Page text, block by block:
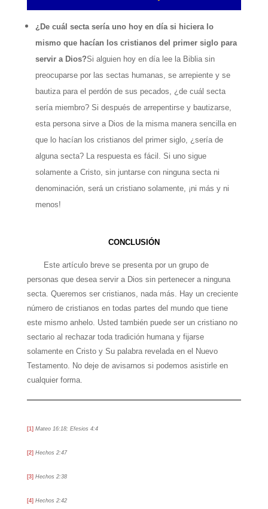
¿De cuál secta sería uno hoy en día si hiciera lo
mismo que hacían los cristianos del primer siglo para
servir a Dios?Si alguien hoy en día lee la Biblia sin
preocuparse por las sectas humanas, se arrepiente y se
bautiza para el perdón de sus pecados, ¿de cuál secta
sería miembro? Si después de arrepentirse y bautizarse,
esta persona sirve a Dios de la misma manera sencilla en
que lo hacían los cristianos del primer siglo, ¿sería de
alguna secta? La respuesta es fácil. Si uno sigue
solamente a Cristo, sin juntarse con ninguna secta ni
denominación, será un cristiano solamente, ¡ni más y ni
menos!
CONCLUSIÓN
Este artículo breve se presenta por un grupo de
personas que desea servir a Dios sin pertenecer a ninguna
secta. Queremos ser cristianos, nada más. Hay un creciente
número de cristianos en todas partes del mundo que tiene
este mismo anhelo. Usted también puede ser un cristiano no
sectario al rechazar toda tradición humana y fijarse
solamente en Cristo y Su palabra revelada en el Nuevo
Testamento. No deje de avisarnos si podemos asistirle en
cualquier forma.
[1] Mateo 16:18; Efesios 4:4
[2] Hechos 2:47
[3] Hechos 2:38
[4] Hechos 2:42